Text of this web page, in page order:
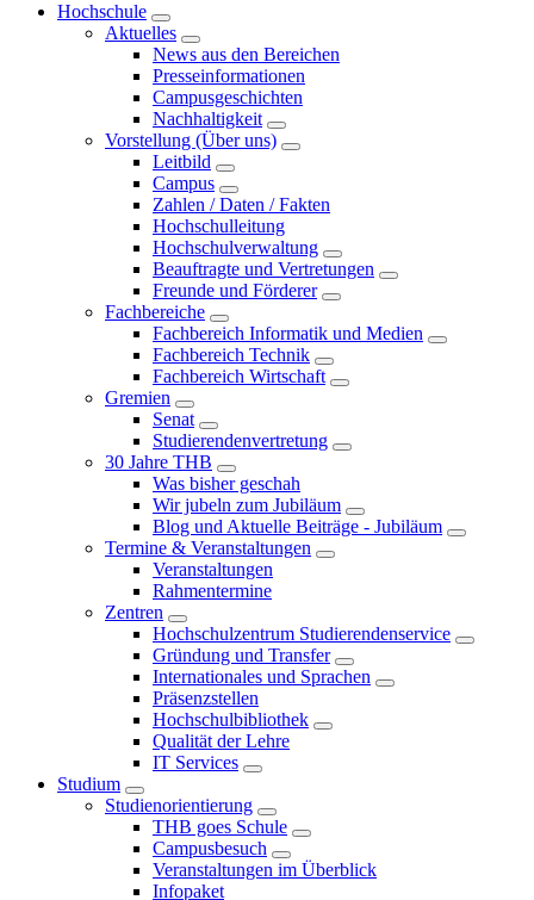
Hochschule
Aktuelles
News aus den Bereichen
Presseinformationen
Campusgeschichten
Nachhaltigkeit
Vorstellung (Über uns)
Leitbild
Campus
Zahlen / Daten / Fakten
Hochschulleitung
Hochschulverwaltung
Beauftragte und Vertretungen
Freunde und Förderer
Fachbereiche
Fachbereich Informatik und Medien
Fachbereich Technik
Fachbereich Wirtschaft
Gremien
Senat
Studierendenvertretung
30 Jahre THB
Was bisher geschah
Wir jubeln zum Jubiläum
Blog und Aktuelle Beiträge - Jubiläum
Termine & Veranstaltungen
Veranstaltungen
Rahmentermine
Zentren
Hochschulzentrum Studierendenservice
Gründung und Transfer
Internationales und Sprachen
Präsenzstellen
Hochschulbibliothek
Qualität der Lehre
IT Services
Studium
Studienorientierung
THB goes Schule
Campusbesuch
Veranstaltungen im Überblick
Infopaket